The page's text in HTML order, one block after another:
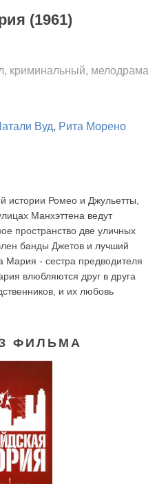
(1961)
криминальный, мелодрама
Вуд, Рита Морено
истории Ромео и Джульетты,
Манхэттена ведут
пространство две уличных
банды Джетов и лучший
Мария - сестра предводителя
влюбляются друг в друга
и их любовь
ФИЛЬМА